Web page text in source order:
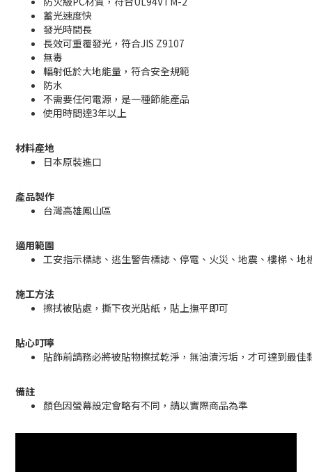
蓄光速度快
發光時間長
長效可重覆發光，符合JIS Z9107
無毒
輻射低於大地能量，符合安全規範
防水
不需要任何電源，是一種節能產品
使用時間達3年以上
材料產地
日本原裝進口
產品製作
台灣高雄鳳山區
適用範圍
工安指示標誌、逃生警告標誌、停電、火災、地震、樓梯、
施工方法
擦拭被貼處，撕下夜光貼紙，貼上撫平即可
貼心叮嚀
貼飾前請務必將被貼物擦拭乾淨，無油漬污垢，才可達到最佳
備註
顏色因螢幕設定會略有不同，請以實際商品為準